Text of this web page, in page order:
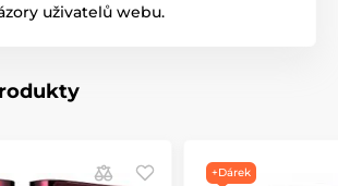
uživatelů webu.
+Dárek